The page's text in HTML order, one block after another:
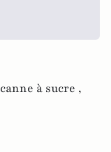
canne à sucre ,